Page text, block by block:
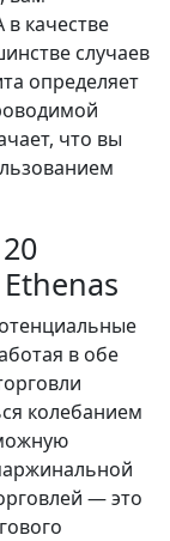
качестве
случаев
определяет
что вы
в обе
колебанием
— это